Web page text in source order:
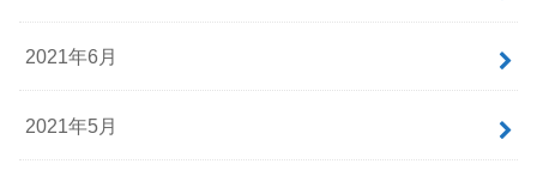
2021年6月
2021年5月